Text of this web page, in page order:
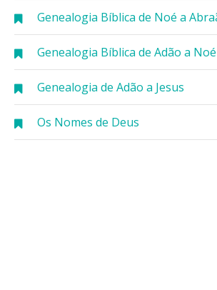
Genealogia Bíblica de Noé a
Genealogia Bíblica de Adão a Noé
Genealogia de Adão a Jesus
Os Nomes de Deus